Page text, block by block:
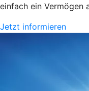
einfach ein Vermögen
Jetzt informieren